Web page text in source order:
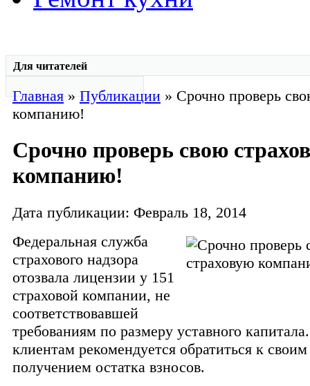
Для читателей
Главная»Публикации » Срочно проверь
компанию!
Срочно проверь свою
компанию!
Дата публикации: Февраль 18, 2014
Федеральная служба
страхового надзора
отозвала лицензии у 151
страховой компании, не
соответствовавшей
требованиям по размеру уставного
клиентам рекомендуется обратиться к
получением остатка взносов.